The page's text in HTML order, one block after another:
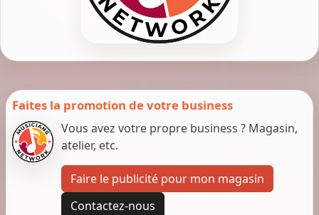
Faites la promotion de votre business
Vous avez votre propre business ? Magasin,
atelier, etc.
Faire le publicité pour mon magasin
Contactez-nous